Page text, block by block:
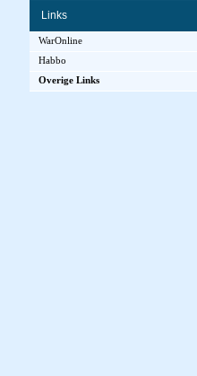
Links
WarOnline
Habbo
Overige Links